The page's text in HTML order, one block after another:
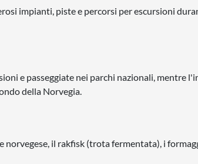
impianti, piste e percorsi per escursioni
e passeggiate nei parchi nazionali, mentre
della Norvegia.
norvegese, il rakfisk (trota fermentata), i